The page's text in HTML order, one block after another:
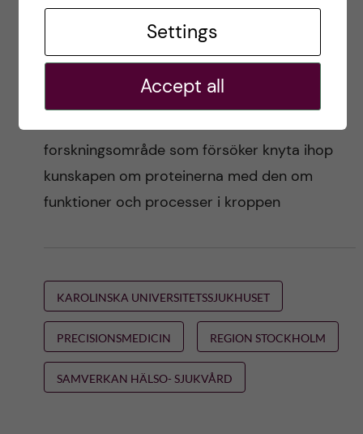
Metabolismen, ämnesomsättningen, i och
mellan cellerna och i och mellan kroppens
samverkan och balans mellan proteiner och
forskningsområde som försöker knyta ihop
kunskapen om proteinerna med den om
funktioner och processer i kroppen
KAROLINSKA UNIVERSITETSSJUKHUSET
PRECISIONSMEDICIN REGION STOCKHOLM
SAMVERKAN HÄLSO- SJUKVÅRD
Settings
Accept all